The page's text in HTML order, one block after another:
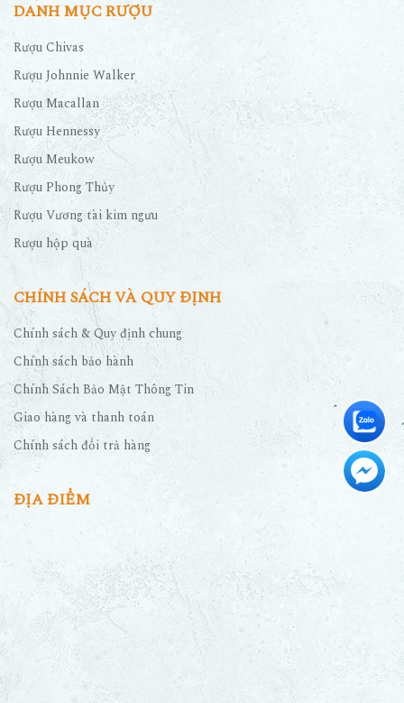
DANH MỤC RƯỢU
Rượu Chivas
Rượu Johnnie Walker
Rượu Macallan
Rượu Hennessy
Rượu Meukow
Rượu Phong Thủy
Rượu Vương tài kim ngưu
Rượu hộp quà
CHÍNH SÁCH VÀ QUY ĐỊNH
Chính sách & Quy định chung
Chính sách bảo hành
Chính Sách Bảo Mật Thông Tin
Giao hàng và thanh toán
Chính sách đổi trả hàng
ĐỊA ĐIỂM